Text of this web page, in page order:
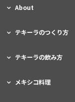
About
テキーラのつくり方
テキーラの飲み方
メキシコ料理